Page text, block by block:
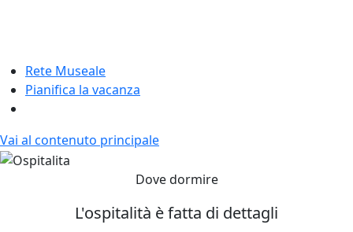
Rete Museale
Pianifica la vacanza
Vai al contenuto principale
Dove dormire
L'ospitalità è fatta di dettagli